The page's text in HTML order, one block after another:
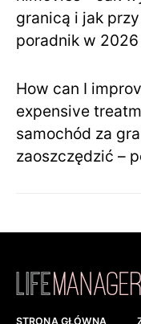
granicą i jak
poradnik w 2026
How can I
expensive
samochód za
zaoszczędzić –
STRONA GŁÓWNA